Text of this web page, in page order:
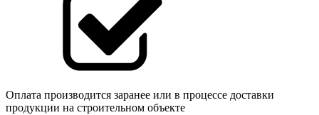
Оплата производится заранее или в процессе доставки
продукции на строительном объекте